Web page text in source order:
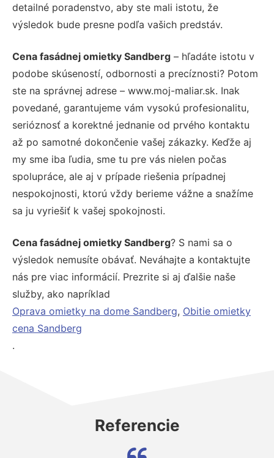
detailné poradenstvo, aby ste mali istotu, že
výsledok bude presne podľa vašich predstáv.
Cena fasádnej omietky Sandberg – hľadáte istotu v
podobe skúseností, odbornosti a precíznosti? Potom
ste na správnej adrese – www.moj-maliar.sk. Inak
povedané, garantujeme vám vysokú profesionalitu,
serióznosť a korektné jednanie od prvého kontaktu
až po samotné dokončenie vašej zákazky. Keďže aj
my sme iba ľudia, sme tu pre vás nielen počas
spolupráce, ale aj v prípade riešenia prípadnej
nespokojnosti, ktorú vždy berieme vážne a snažíme
sa ju vyriešiť k vašej spokojnosti.
Cena fasádnej omietky Sandberg? S nami sa o
výsledok nemusíte obávať. Neváhajte a kontaktujte
nás pre viac informácií. Prezrite si aj ďalšie naše
služby, ako napríklad
Oprava omietky na dome Sandberg, Obitie omietky
cena Sandberg
.
Referencie